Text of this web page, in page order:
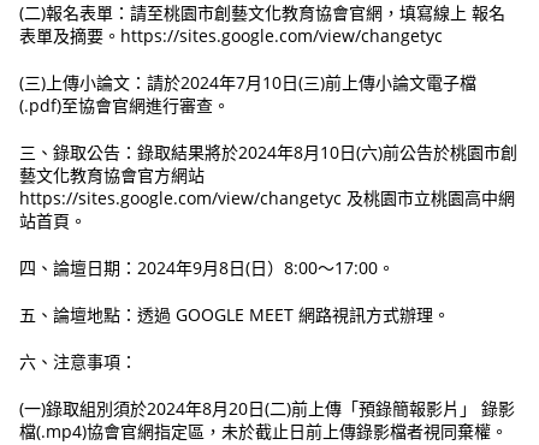
(二)報名表單：請至桃園市創藝文化教育協會官網，填寫線上 報名
表單及摘要。https://sites.google.com/view/changetyc
(三)上傳小論文：請於2024年7月10日(三)前上傳小論文電子檔
(.pdf)至協會官網進行審查。
三、錄取公告：錄取結果將於2024年8月10日(六)前公告於桃園市創
藝文化教育協會官方網站
https://sites.google.com/view/changetyc 及桃園市立桃園高中網
站首頁。
四、論壇日期：2024年9月8日(日）8:00～17:00。
五、論壇地點：透過 GOOGLE MEET 網路視訊方式辦理。
六、注意事項：
(一)錄取組別須於2024年8月20日(二)前上傳「預錄簡報影片」 錄影
檔(.mp4)協會官網指定區，未於截止日前上傳錄影檔者視同棄權。